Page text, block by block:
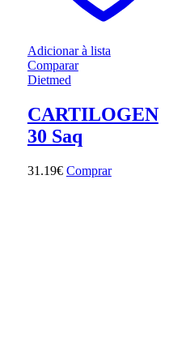
Adicionar à lista
Comparar
Dietmed
CARTILOGEN
30 Saq
31 .19€ Comprar